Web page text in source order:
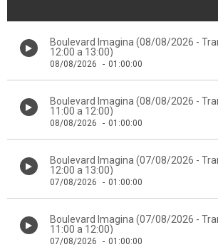
Boulevard Imagina (08/08/2026 -
12:00 a 13:00)
08/08/2026 - 01:00:00
Boulevard Imagina (08/08/2026 -
11:00 a 12:00)
08/08/2026 - 01:00:00
Boulevard Imagina (07/08/2026 -
12:00 a 13:00)
07/08/2026 - 01:00:00
Boulevard Imagina (07/08/2026 -
11:00 a 12:00)
07/08/2026 - 01:00:00